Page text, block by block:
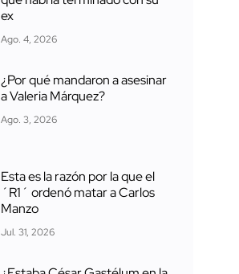
ex
Ago. 4, 2026
¿Por qué mandaron a asesinar
a Valeria Márquez?
Ago. 3, 2026
Esta es la razón por la que el
´R1´ ordenó matar a Carlos
Manzo
Jul. 31, 2026